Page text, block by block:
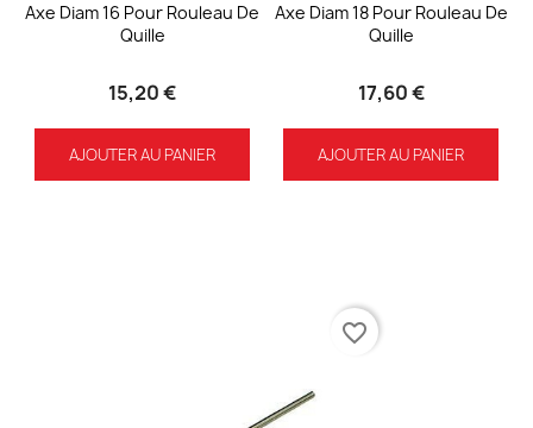
Axe Diam 16 Pour Rouleau De
Quille
15,20 €
AJOUTER AU PANIER
Axe Diam 18 Pour Rouleau De
Quille
17,60 €
AJOUTER AU PANIER
favorite_border